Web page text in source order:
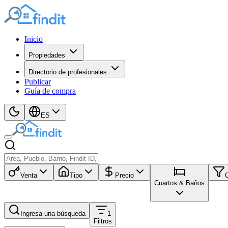
Inicio
Propiedades
Directorio de profesionales
Publicar
Guía de compra
ES
Venta Tipo
Precio
Cuartos & Baños
Ingresa una búsqueda
1
Filtros